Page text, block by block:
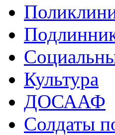
Культура
ДОСААФ
Солдаты